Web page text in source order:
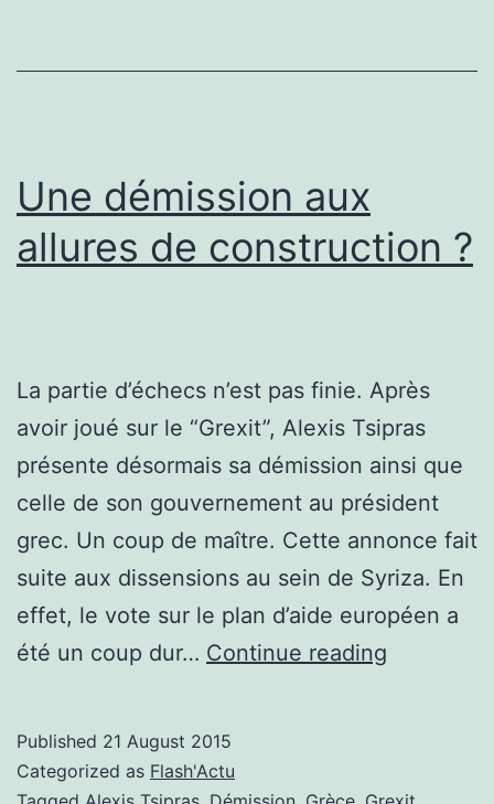
Une démission aux
allures de construction ?
La partie d’échecs n’est pas finie. Après
avoir joué sur le “Grexit”, Alexis Tsipras
présente désormais sa démission ainsi que
celle de son gouvernement au président
grec. Un coup de maître. Cette annonce fait
suite aux dissensions au sein de Syriza. En
effet, le vote sur le plan d’aide européen a
été un coup dur… Continue reading
Published 21 August 2015
Categorized as Flash'Actu